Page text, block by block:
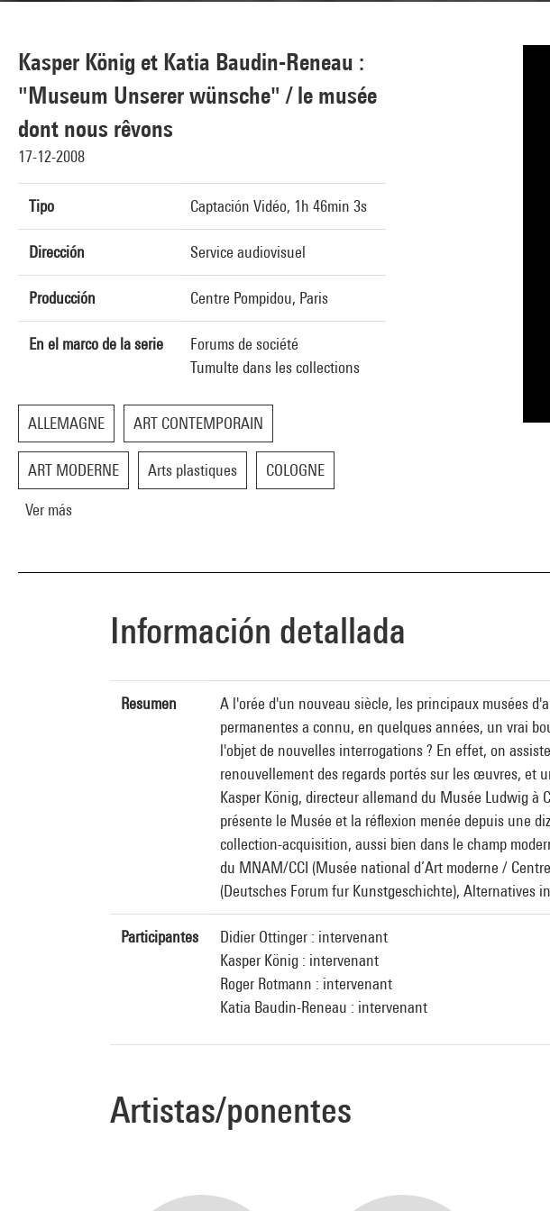
Kasper König et Katia Baudin-Reneau :
"Museum Unserer wünsche" / le musée
dont nous rêvons
17-12-2008
Tipo Captación Vidéo, 1h 46min 3s
Dirección Service audiovisuel
Producción Centre Pompidou, Paris
En el marco de la serie
Forums de société
Tumulte dans les collections
ALLEMAGNE ART CONTEMPORAIN
ART MODERNE Arts plastiques COLOGNE
Ver más
Información detallada
Resumen
A l'orée d'un nouveau siècle, les principaux musées
permanentes a connu, en quelques années, un vrai
l'objet de nouvelles interrogations ? En effet, on
renouvellement des regards portés sur les œuvres, et
Kasper König, directeur allemand du Musée Ludwig à
présente le Musée et la réflexion menée depuis une
collection-acquisition, aussi bien dans le champ
du MNAM/CCI (Musée national d’Art moderne /
(Deutsches Forum fur Kunstgeschichte), Alternatives
Participantes
Didier Ottinger : intervenant
Kasper König : intervenant
Roger Rotmann : intervenant
Katia Baudin-Reneau : intervenant
Artistas/ponentes